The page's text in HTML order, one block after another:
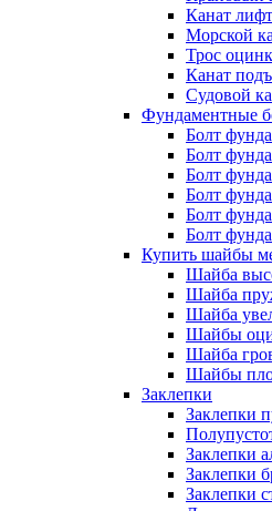
Канат
Морской
Трос
Канат
Судовой
Фундаментные
Болт
Болт
Болт
Болт
Болт
Болт
Купить шайбы
Шайба
Шайба
Шайба
Шайбы
Шайба
Шайбы
Заклепки
Заклепки
Заклепки
Заклепки
Заклепки